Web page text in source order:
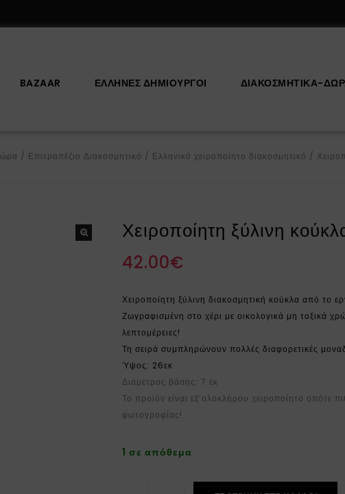
BAZAAR ΕΛΛΗΝΕΣ ΔΗΜΙΟΥΡΓΟΙ ΔΙΑΚΟΣΜΗΤΙΚΆ-
/ Επιτραπέζιο Διακοσμητικό / Ελληνικό χειροποίητο διακοσμητικό /
Χειροποίητη ξύλινη
42.00€
Χειροποίητη ξύλινη διακοσμητική κούκλα από το
Ζωγραφισμένη στο χέρι με οικολογικά μη τοξικά
λεπτομέρειες!
Τη σειρά συμπληρώνουν πολλές διαφορετικές
Ύψος: 26εκ
Διάμετρος βάσης: 7 εκ
Το προϊόν είναι εξ’ολοκλήρου χειροποίητο οπότε
φωτογραφίας!
1 σε απόθεμα